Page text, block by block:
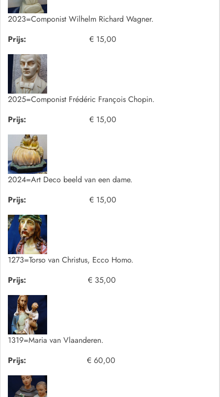
2023=Componist Wilhelm Richard Wagner.
Prijs:
€ 15,00
2025=Componist Frédéric François Chopin.
Prijs:
€ 15,00
2024=Art Deco beeld van een dame.
Prijs:
€ 15,00
1273=Torso van Christus, Ecco Homo.
Prijs:
€ 35,00
1319=Maria van Vlaanderen.
Prijs:
€ 60,00